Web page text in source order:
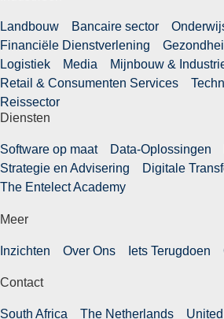
Landbouw Bancaire sector
Financiële Dienstverlening
Logistiek
Media
Mijnbouw &
Retail & Consumenten Services
Reissector
Diensten
Software op maat Data-Oplossingen
Strategie en Advisering
Digitale
The Entelect Academy
Meer
Inzichten Over Ons Iets Terugdoen
Contact
South Africa The Netherlands